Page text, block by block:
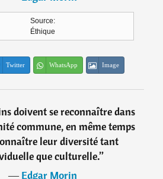
Source:
Éthique
Twitter WhatsApp Image
doivent se reconnaître dans
commune, en même temps
leur diversité tant
que culturelle.”
―Edgar Morin